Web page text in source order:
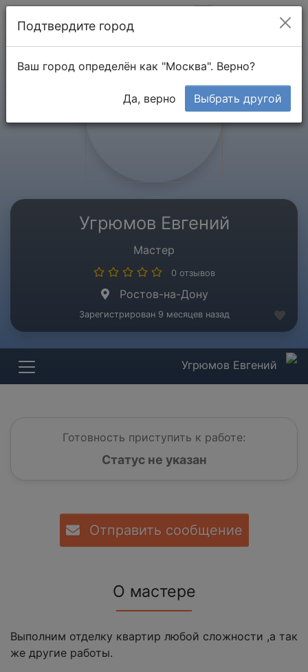
Угрюмов Евгений
Мастер
0 отзывов
Ростов-на-Дону
Зарегистрирован 9 месяцев назад
Угрюмов Евгений
Готовность приступить к работе:
Статус не указан
Отправить сообщение
О мастере
Выполним отделку квартир любой сложности ,а так
же другие работы.
Подтвердите город
Ваш город определён как "Москва". Верно?
Да, верно Выбрать другой